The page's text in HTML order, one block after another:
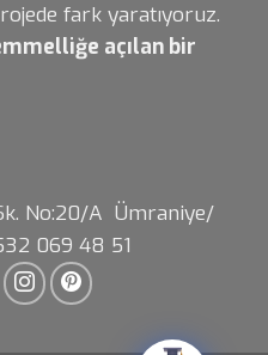
fark yaratıyoruz.
açılan bir
No:20/A Ümraniye/
069 48 51